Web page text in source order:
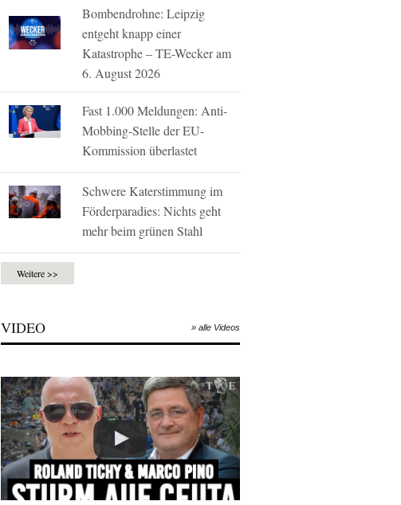
Bombendrohne: Leipzig
entgeht knapp einer
Katastrophe – TE-Wecker am
6. August 2026
Fast 1.000 Meldungen: Anti-
Mobbing-Stelle der EU-
Kommission überlastet
Schwere Katerstimmung im
Förderparadies: Nichts geht
mehr beim grünen Stahl
Weitere >>
VIDEO » alle Videos